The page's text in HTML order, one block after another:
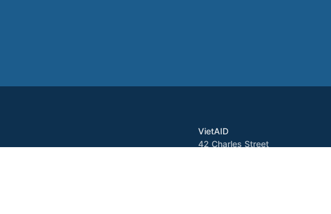
VietAID
42 Charles Street